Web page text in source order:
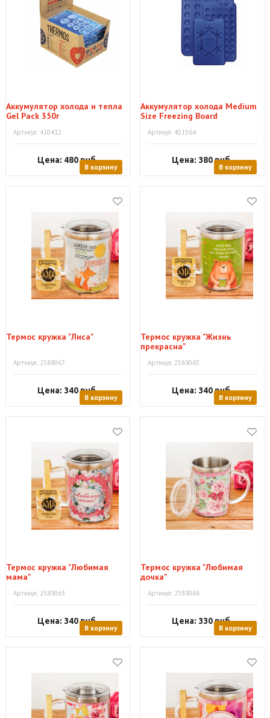
Аккумулятор холода и тепла
Gel Pack 350г
Артикул: 410412
Цена: 480руб.
В корзину
Аккумулятор холода Medium
Size Freezing Board
Артикул: 401564
Цена: 380руб.
В корзину
Термоc кружка "Лиса"
Артикул: 2589067
Цена: 340руб.
В корзину
Термоc кружка "Жизнь
прекрасна"
Артикул: 2589065
Цена: 340руб.
В корзину
Термоc кружка "Любимая
мама"
Артикул: 2589063
Цена: 340руб.
В корзину
Термоc кружка "Любимая
дочка"
Артикул: 2589068
Цена: 330руб.
В корзину